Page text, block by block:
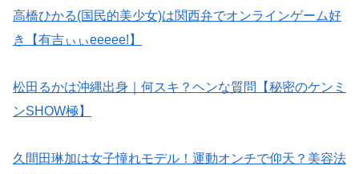
高橋ひかる(国民的美少女)は関西弁でオンラインゲーム好
き【有吉ぃぃeeeee!】
松田るかは沖縄出身｜何スキ？ヘンな質問【秘密のケンミ
ンSHOW極】
久間田琳加は女子憧れモデル！運動オンチで仰天？美容法